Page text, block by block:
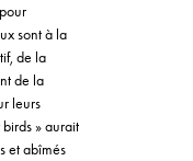
sont à la
de la
de la
leurs
» aurait
et abîmés